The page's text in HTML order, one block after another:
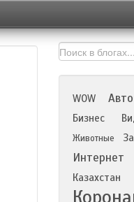
WOW Авто
Бизнес
Животные
Интернет
Казахстан